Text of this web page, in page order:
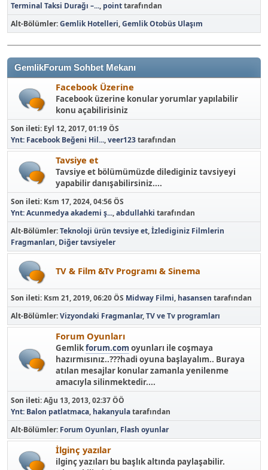
Terminal Taksi Durağı –..., pointtarafından
Alt-Bölümler Gemlik Hotelleri Gemlik Otobüs Ulaşım
GemlikForum Sohbet Mekanı
Facebook Üzerine
Facebook üzerine konular yorumlar yapılabilir
konu açabilirisiniz
Son ileti: Eyl 12, 2017, 01:19 ÖS
Ynt: Facebook Beğeni Hil...,veer123tarafından
Tavsiye et
Tavsiye et bölümümüzde dilediginiz tavsiyeyi
yapabilir danışabilirsiniz....
Son ileti: Ksm 17, 2024, 04:56 ÖS
Ynt: Acunmedya akademi ş...,abdullahki tarafından
Alt-Bölümler Teknoloji ürün tevsiye et İzlediginiz Filmlerin
Fragmanları Diğer tavsiyeler
TV & Film &Tv Programı & Sinema
Son ileti: Ksm 21, 2019, 06:20 ÖS Midway Filmi, hasansen tarafından
Alt-Bölümler Vizyondaki Fragmanlar TV ve Tv programları
Forum Oyunları
Gemlikforum.com oyunları ile coşmaya
hazırmısınız..???hadi oyuna başlayalım.. Buraya
atılan mesajlar konular zamanla yenilenme
amacıyla silinmektedir....
Son ileti:Ağu 13, 2013, 02:37 ÖÖ
Ynt: Balon patlatmaca, hakanyulatarafından
Alt-Bölümler Forum Oyunları Flash oyunlar
İlginç yazılar
ilginç yazıları bu başlık altında paylaşabilir.